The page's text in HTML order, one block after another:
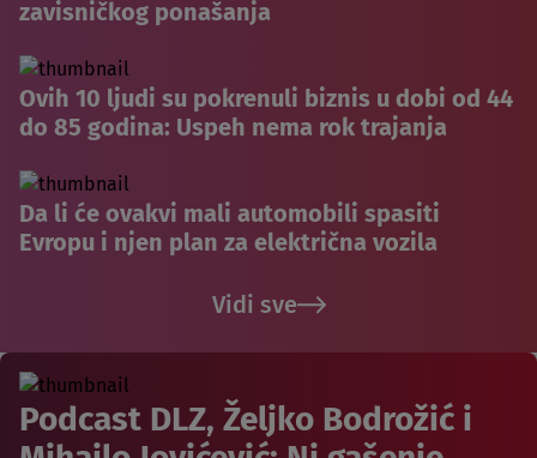
zavisničkog ponašanja
Ovih 10 ljudi su pokrenuli biznis u dobi od 44
do 85 godina: Uspeh nema rok trajanja
Da li će ovakvi mali automobili spasiti
Evropu i njen plan za električna vozila
Vidi sve
Podcast DLZ, Željko Bodrožić i